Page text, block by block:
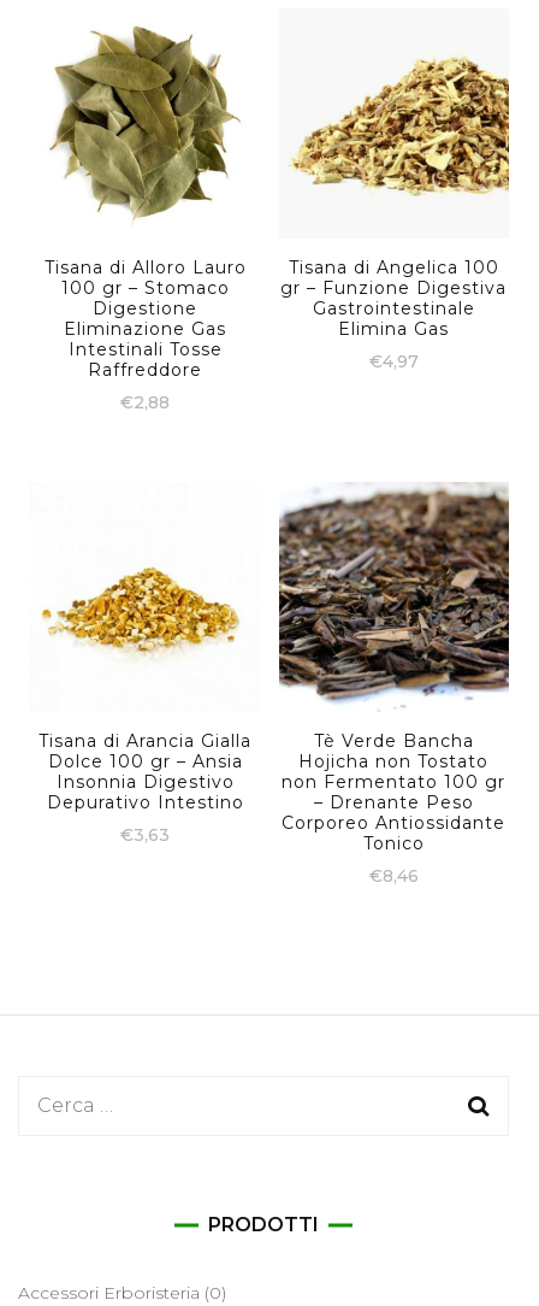
Tisana di Alloro Lauro
100 gr – Stomaco
Digestione
Eliminazione Gas
Intestinali Tosse
Raffreddore
€2,88
Tisana di Angelica 100
gr – Funzione Digestiva
Gastrointestinale
Elimina Gas
€4,97
Tisana di Arancia Gialla
Dolce 100 gr – Ansia
Insonnia Digestivo
Depurativo Intestino
€3,63
Tè Verde Bancha
Hojicha non Tostato
non Fermentato 100 gr
– Drenante Peso
Corporeo Antiossidante
Tonico
€8,46
Ricerca
PRODOTTI
Accessori Erboristeria (0)